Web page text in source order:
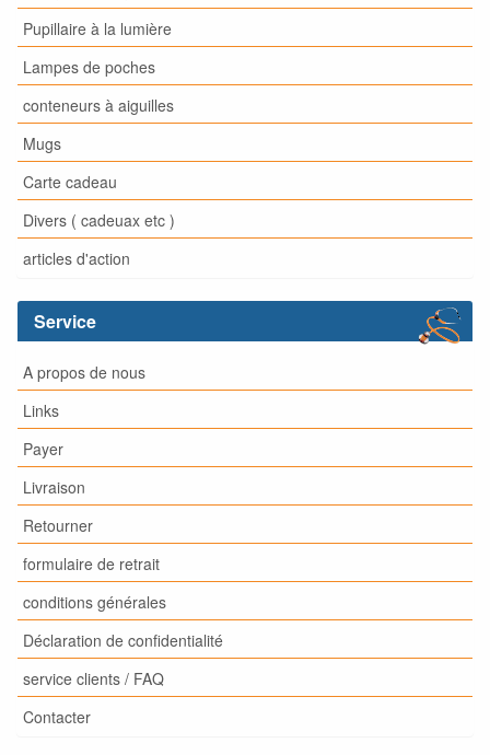
Pupillaire à la lumière
Lampes de poches
conteneurs à aiguilles
Mugs
Carte cadeau
Divers ( cadeuax etc )
articles d'action
Service
A propos de nous
Links
Payer
Livraison
Retourner
formulaire de retrait
conditions générales
Déclaration de confidentialité
service clients / FAQ
Contacter